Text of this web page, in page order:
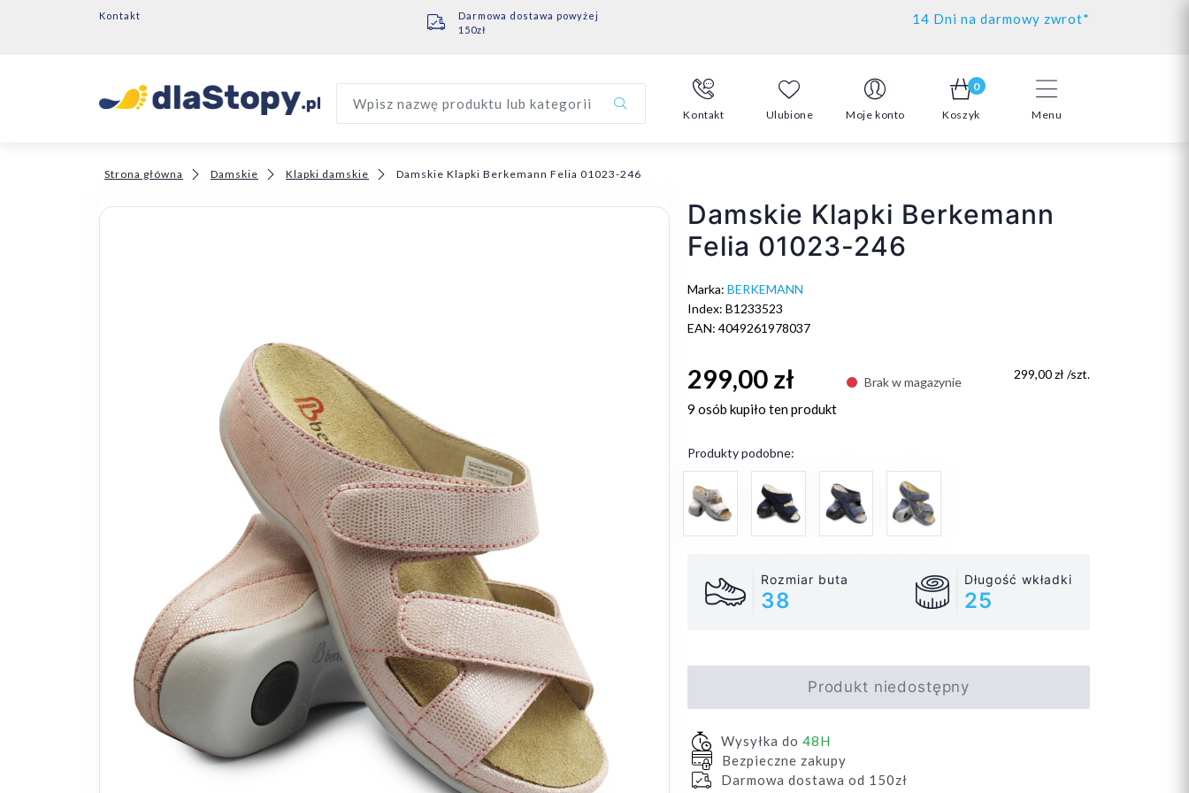
Kontakt
Darmowa dostawa powyżej
150zł
14 Dni na darmowy zwrot*
Menu
Wpisz nazwę produktu lub kategorii
Kontakt Ulubione Moje konto
0
Koszyk
Strona główna Damskie Klapki damskie Damskie Klapki Berkemann Felia 01023-246
Damskie Klapki Berkemann
Felia 01023-246
Marka: BERKEMANN
Index: B1233523
EAN: 4049261978037
299,00 zł Brak w magazynie
299,00 zł /szt.
9 osób kupiło ten produkt
Produkty podobne:
Rozmiar buta
38
Długość wkładki
25
Produkt niedostępny
Wysyłka do 48H
Bezpieczne zakupy
Darmowa dostawa od 150zł